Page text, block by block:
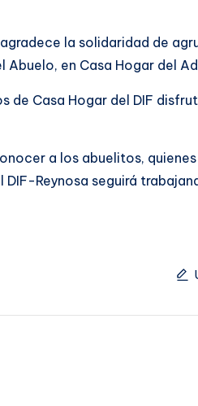
la solidaridad de
en Casa Hogar del
Casa Hogar del DIF
a los abuelitos,
Reynosa seguirá